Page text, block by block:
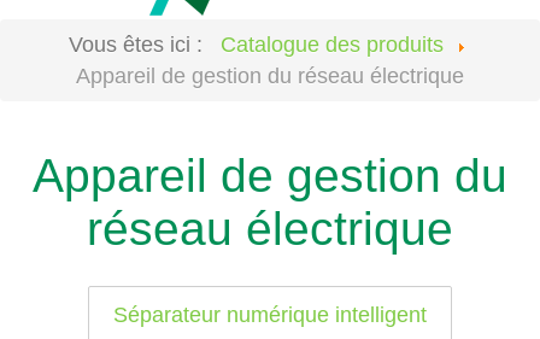
Page d'accueil Catalogue des produits
Vous êtes ici :
Catalogue des produits
Appareil de gestion du réseau électrique
Appareil de gestion du
réseau électrique
Séparateur numérique intelligent